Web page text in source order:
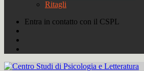
Ritagli
Entra in contatto con il CSPL